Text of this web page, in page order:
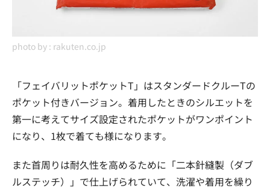
photo by : rakuten.co.jp
「フェイバリットポケットT」はスタンダードクルーTの
ポケット付きバージョン。着用したときのシルエットを
第一に考えてサイズ設定されたポケットがワンポイント
になり、1枚で着ても様になります。
また首周りは耐久性を高めるために「二本針縫製（ダブ
ルステッチ）」で仕上げられていて、洗濯や着用を繰り